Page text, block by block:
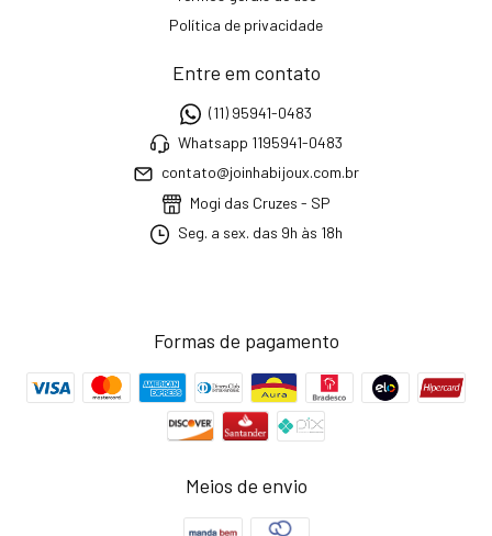
Política de privacidade
Entre em contato
(11) 95941-0483
Whatsapp 1195941-0483
contato@joinhabijoux.com.br
Mogi das Cruzes - SP
Seg. a sex. das 9h às 18h
Formas de pagamento
Meios de envio